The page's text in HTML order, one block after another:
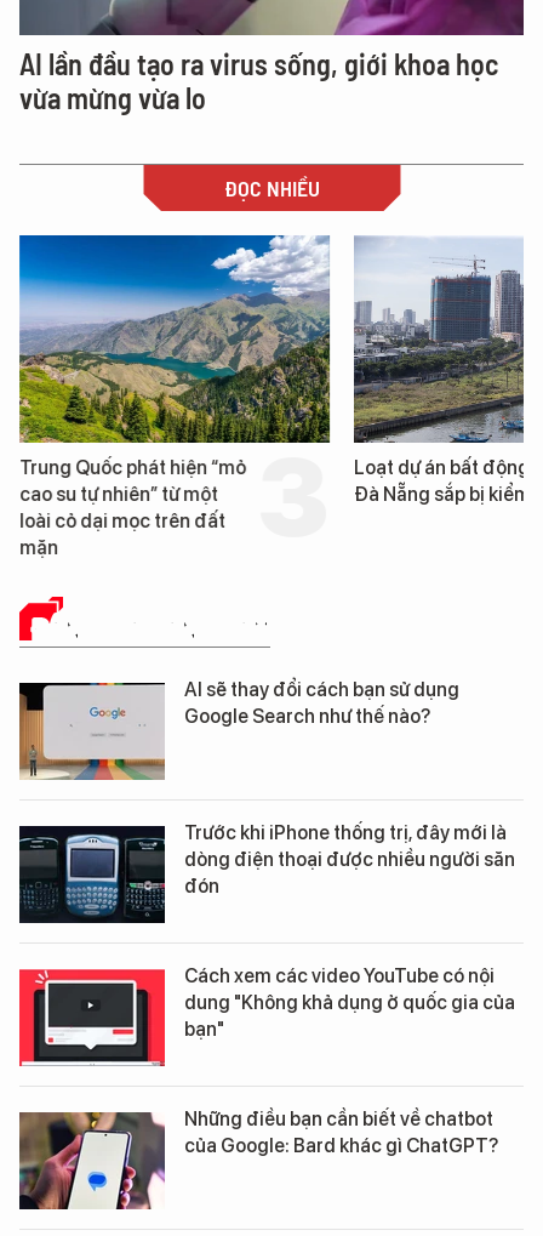
AI lần đầu tạo ra virus sống, giới khoa học
vừa mừng vừa lo
ĐỌC NHIỀU
Trung Quốc phát hiện “mỏ
cao su tự nhiên” từ một
loài cỏ dại mọc trên đất
mặn
Loạt dự án bất động
Đà Nẵng sắp bị kiểm
ĐÁNH GIÁ SẢN PHẨM
AI sẽ thay đổi cách bạn sử dụng
Google Search như thế nào?
Trước khi iPhone thống trị, đây mới là
dòng điện thoại được nhiều người săn
đón
Cách xem các video YouTube có nội
dung "Không khả dụng ở quốc gia của
bạn"
Những điều bạn cần biết về chatbot
của Google: Bard khác gì ChatGPT?